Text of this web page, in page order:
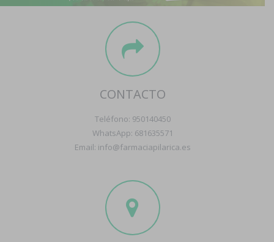
Boletín
CONTACTO
Teléfono: 950140450
WhatsApp: 681635571
Email: info@farmaciapilarica.es